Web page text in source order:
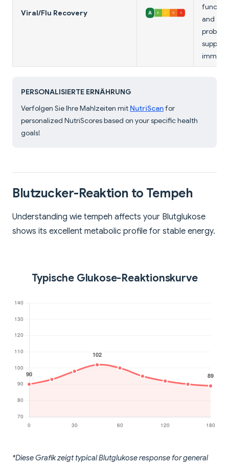
Viral/Flu Recovery
and
support
PERSONALISIERTE ERNÄHRUNG
Verfolgen Sie Ihre Mahlzeiten mit NutriScanfor
personalized NutriScores based on your specific health
goals!
Blutzucker-Reaktion to Tempeh
Understanding wie tempeh affects your Blutglukose
shows its excellent metabolic profile for stable energy.
Typische Glukose-Reaktionskurve
*Diese Grafik zeigt typical Blutglukose response for general